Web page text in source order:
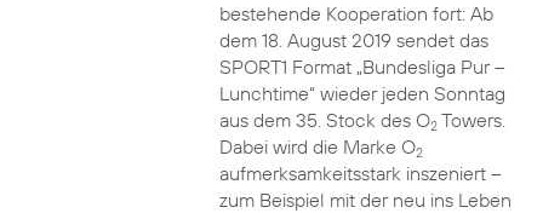
bestehende Kooperation fort: Ab
dem 18. August 2019 sendet das
SPORT1 Format „Bundesliga Pur –
Lunchtime“ wieder jeden Sonntag
aus dem 35. Stock des O2Towers.
Dabei wird die Marke O2
aufmerksamkeitsstark inszeniert –
zum Beispiel mit der neu ins Leben